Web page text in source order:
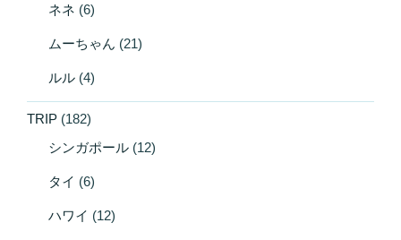
ネネ (6)
ムーちゃん (21)
ルル (4)
TRIP (182)
シンガポール (12)
タイ (6)
ハワイ (12)